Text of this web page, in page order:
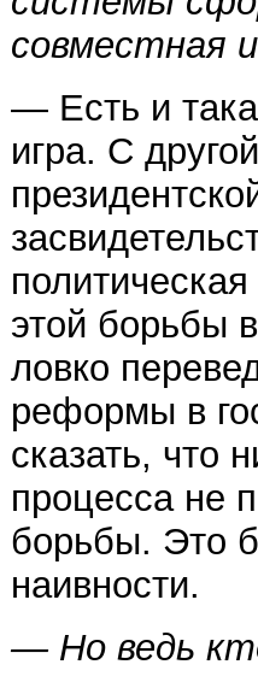
совместная
— Есть и
игра. С
этой борьбы
ловко
реформы в
сказать, что
процесса не
борьбы. Это
наивности.
— Но ведь